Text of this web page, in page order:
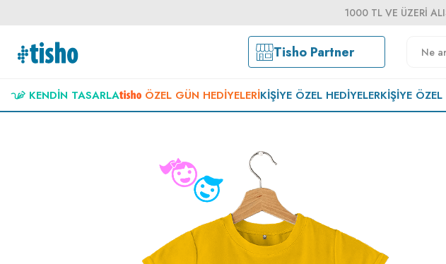
1000 TL VE ÜZERI
Tisho Partner
KENDIN TASARLA ÖZEL GÜN HEDIYELERIKIŞIYE ÖZEL HEDIYELERKIŞIYE ÖZEL